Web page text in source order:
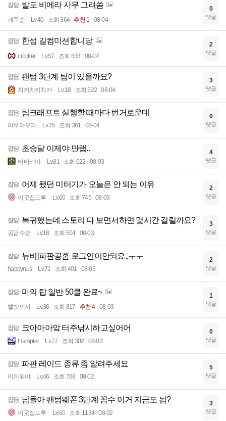
잡담 발도 비에라 사무 그려씀
개죽순 Lv.40 조회 364 추천 1 08-04
0
댓글
잡담 한섭 길컴미션합니당
crocker Lv.57 조회 638 08-04
2
댓글
잡담 팬텀 3단계 팁이 있을까요?
치키치키차카 Lv.18 조회 522 08-04
3
댓글
잡담 팀크래프트 실행할 때마다 번거로운데
아우아우라 Lv.35 조회 361 08-04
0
댓글
잡담 초승달 이제야 만랩..
바바리아 Lv.81 조회 622 08-03
4
댓글
잡담 어제 됐던 미터기가 오늘은 안 되는 이유
이웃집드루 Lv.60 조회 745 08-03
2
댓글
잡담 복귀했는데 스토리 다 보면서하면 몇시간 걸릴까요?
공급수요 Lv.18 조회 504 08-03
3
댓글
잡담 뉴비]파판공홈 로그인이안되요..ㅜㅜ
happynus Lv.71 조회 401 08-03
2
댓글
잡담 마의 탑 일반 50클 완료~
벨벳의시 Lv.36 조회 817 추천 4 08-03
1
댓글
잡담 크아아아앜 터주낚시하고싶어어
Hampter Lv.77 조회 302 08-03
0
댓글
잡담 파판 레이드 종류 좀 알려주세요
이게뭐야 Lv.46 조회 768 08-02
5
댓글
잡담 님들아 팬텀웨폰 3단계 꼼수 이거 지금도 됨?
이웃집드루 Lv.60 조회 1134 08-02
3
댓글